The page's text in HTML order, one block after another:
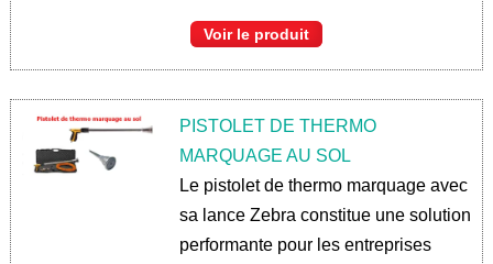
Voir le produit
PISTOLET DE THERMO
MARQUAGE AU SOL
Le pistolet de thermo marquage avec
sa lance Zebra constitue une solution
performante pour les entreprises